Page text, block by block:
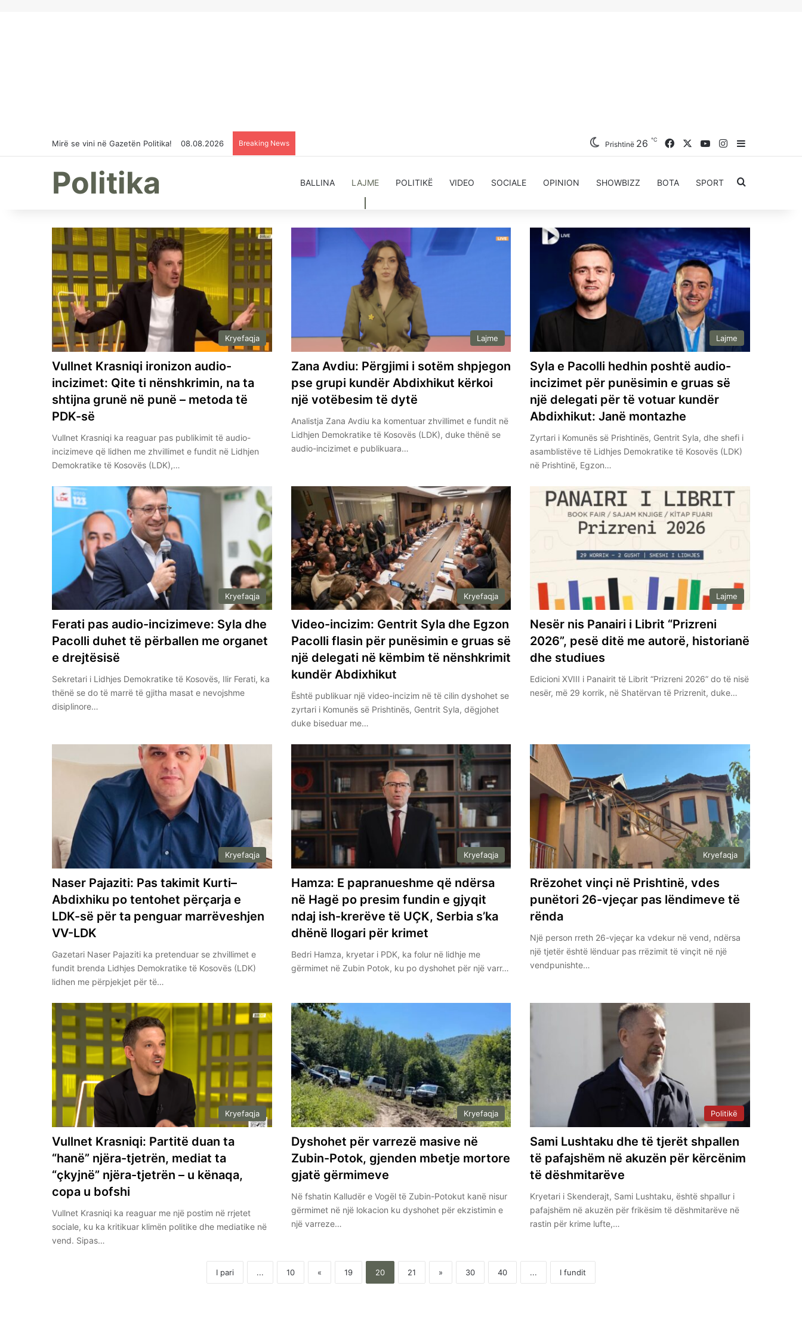
Mirë se vini në Gazetën Politika! 08.08.2026 Breaking News Prishtinë 26 ℃ Facebook YouTubeInstagram
Politika BALLINA LAJME POLITIKË VIDEO SOCIALE OPINION SHOWBIZZ BOTA SPORT Kërkoni
Kryefaqja
Vullnet Krasniqi ironizon audio-
incizimet: Qite ti nënshkrimin, na ta
shtijna grunë në punë – metoda të
PDK-së
Vullnet Krasniqi ka reaguar pas publikimit të audio-
incizimeve që lidhen me zhvillimet e fundit në Lidhjen
Demokratike të Kosovës (LDK),…
Lajme
Zana Avdiu: Përgjimi i sotëm shpjegon
pse grupi kundër Abdixhikut kërkoi
një votëbesim të dytë
Analistja Zana Avdiu ka komentuar zhvillimet e fundit në
Lidhjen Demokratike të Kosovës (LDK), duke thënë se
audio-incizimet e publikuara…
Lajme
Syla e Pacolli hedhin poshtë audio-
incizimet për punësimin e gruas së
një delegati për të votuar kundër
Abdixhikut: Janë montazhe
Zyrtari i Komunës së Prishtinës, Gentrit Syla, dhe shefi i
asamblistëve të Lidhjes Demokratike të Kosovës (LDK)
në Prishtinë, Egzon…
Kryefaqja
Ferati pas audio-incizimeve: Syla dhe
Pacolli duhet të përballen me organet
e drejtësisë
Sekretari i Lidhjes Demokratike të Kosovës, Ilir Ferati, ka
thënë se do të marrë të gjitha masat e nevojshme
disiplinore…
Kryefaqja
Video-incizim: Gentrit Syla dhe Egzon
Pacolli flasin për punësimin e gruas së
një delegati në këmbim të nënshkrimit
kundër Abdixhikut
Është publikuar një video-incizim në të cilin dyshohet se
zyrtari i Komunës së Prishtinës, Gentrit Syla, dëgjohet
duke biseduar me…
Lajme
Nesër nis Panairi i Librit “Prizreni
2026”, pesë ditë me autorë, historianë
dhe studiues
Edicioni XVIII i Panairit të Librit “Prizreni 2026” do të nisë
nesër, më 29 korrik, në Shatërvan të Prizrenit, duke…
Kryefaqja
Naser Pajaziti: Pas takimit Kurti–
Abdixhiku po tentohet përçarja e
LDK-së për ta penguar marrëveshjen
VV-LDK
Gazetari Naser Pajaziti ka pretenduar se zhvillimet e
fundit brenda Lidhjes Demokratike të Kosovës (LDK)
lidhen me përpjekjet për të…
Kryefaqja
Hamza: E papranueshme që ndërsa
në Hagë po presim fundin e gjyqit
ndaj ish-krerëve të UÇK, Serbia s’ka
dhënë llogari për krimet
Bedri Hamza, kryetar i PDK, ka folur në lidhje me
gërmimet në Zubin Potok, ku po dyshohet për një varr…
Kryefaqja
Rrëzohet vinçi në Prishtinë, vdes
punëtori 26-vjeçar pas lëndimeve të
rënda
Një person rreth 26-vjeçar ka vdekur në vend, ndërsa
një tjetër është lënduar pas rrëzimit të vinçit në një
vendpunishte…
Kryefaqja
Vullnet Krasniqi: Partitë duan ta
“hanë” njëra-tjetrën, mediat ta
“çkyjnë” njëra-tjetrën – u kënaqa,
copa u bofshi
Vullnet Krasniqi ka reaguar me një postim në rrjetet
sociale, ku ka kritikuar klimën politike dhe mediatike në
vend. Sipas…
Kryefaqja
Dyshohet për varrezë masive në
Zubin-Potok, gjenden mbetje mortore
gjatë gërmimeve
Në fshatin Kalludër e Vogël të Zubin-Potokut kanë nisur
gërmimet në një lokacion ku dyshohet për ekzistimin e
një varreze…
Politikë
Sami Lushtaku dhe të tjerët shpallen
të pafajshëm në akuzën për kërcënim
të dëshmitarëve
Kryetari i Skenderajt, Sami Lushtaku, është shpallur i
pafajshëm në akuzën për frikësim të dëshmitarëve në
rastin për krime lufte,…
I pari ... 10 « 19 20 21 » 30 40 ... I fundit